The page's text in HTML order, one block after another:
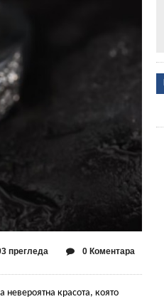
прегледа 0 Коментара
красота, която